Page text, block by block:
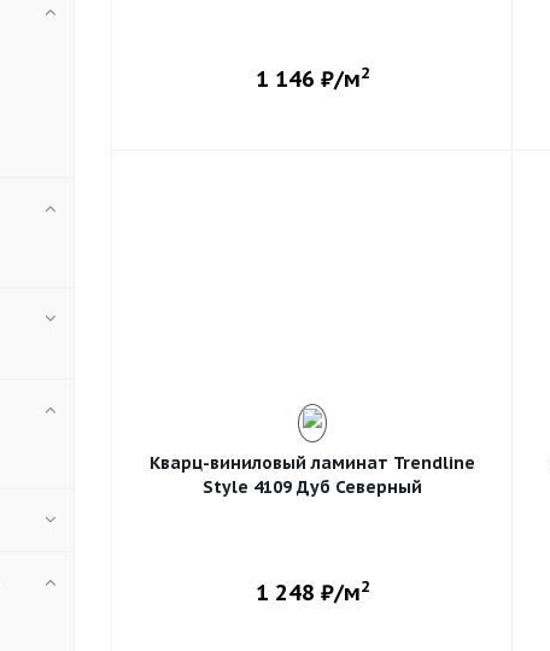
1 146 ₽/м2
Кварц-виниловый ламинат Trendline
Style 4109 Дуб Северный
1 248 ₽/м2